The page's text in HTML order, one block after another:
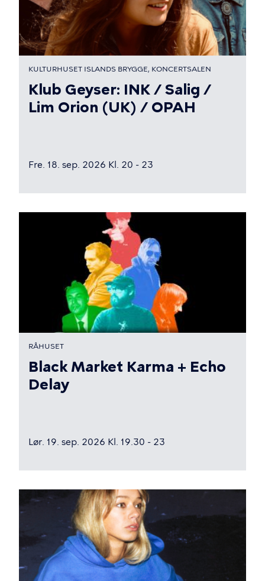
KULTURHUSET ISLANDS BRYGGE, KONCERTSALEN
Klub Geyser: INK / Salig /
Lim Orion (UK) / OPAH
Fre. 18. sep. 2026 Kl. 20 - 23
RÅHUSET
Black Market Karma + Echo
Delay
Lør. 19. sep. 2026 Kl. 19.30 - 23